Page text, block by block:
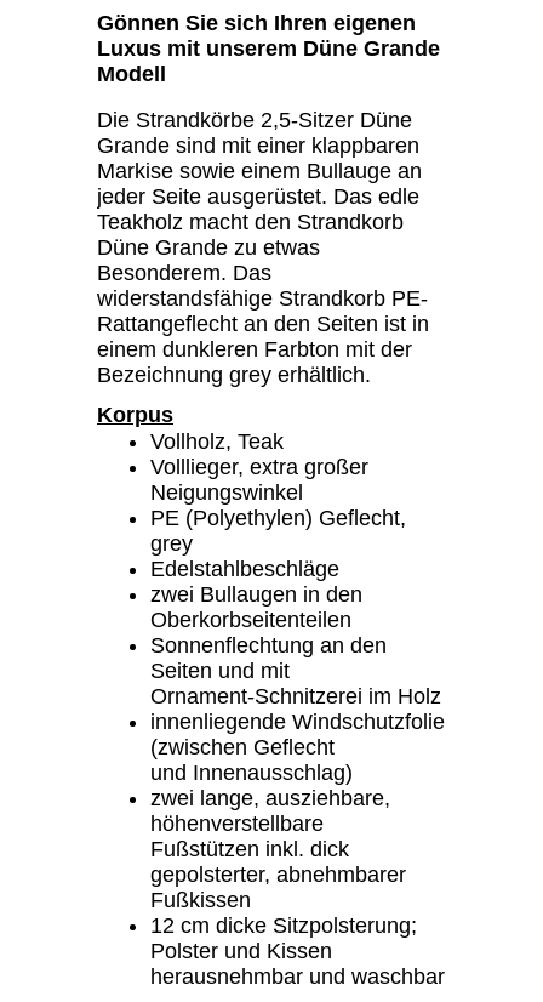
Gönnen Sie sich Ihren eigenen
Luxus mit unserem Düne Grande
Modell
Die Strandkörbe 2,5-Sitzer Düne
Grande sind mit einer klappbaren
Markise sowie einem Bullauge an
jeder Seite ausgerüstet. Das edle
Teakholz macht den Strandkorb
Düne Grande zu etwas
Besonderem. Das
widerstandsfähige Strandkorb PE-
Rattangeflecht an den Seiten ist in
einem dunkleren Farbton mit der
Bezeichnung grey erhältlich.
Korpus
Vollholz, Teak
Volllieger, extra großer
Neigungswinkel
PE (Polyethylen) Geflecht,
grey
Edelstahlbeschläge
zwei Bullaugen in den
Oberkorbseitenteilen
Sonnenflechtung an den
Seiten und mit
Ornament-Schnitzerei im Holz
innenliegende Windschutzfolie
(zwischen Geflecht
und Innenausschlag)
zwei lange, ausziehbare,
höhenverstellbare
Fußstützen inkl. dick
gepolsterter, abnehmbarer
Fußkissen
12 cm dicke Sitzpolsterung;
Polster und Kissen
herausnehmbar und waschbar